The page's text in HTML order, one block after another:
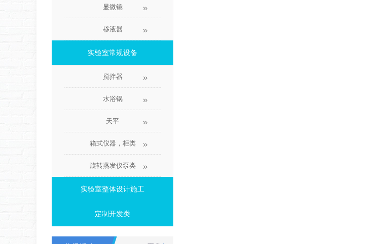
显微镜
移液器
实验室常规设备
搅拌器
水浴锅
天平
箱式仪器，柜类
旋转蒸发仪泵类
实验室整体设计施工
定制开发类